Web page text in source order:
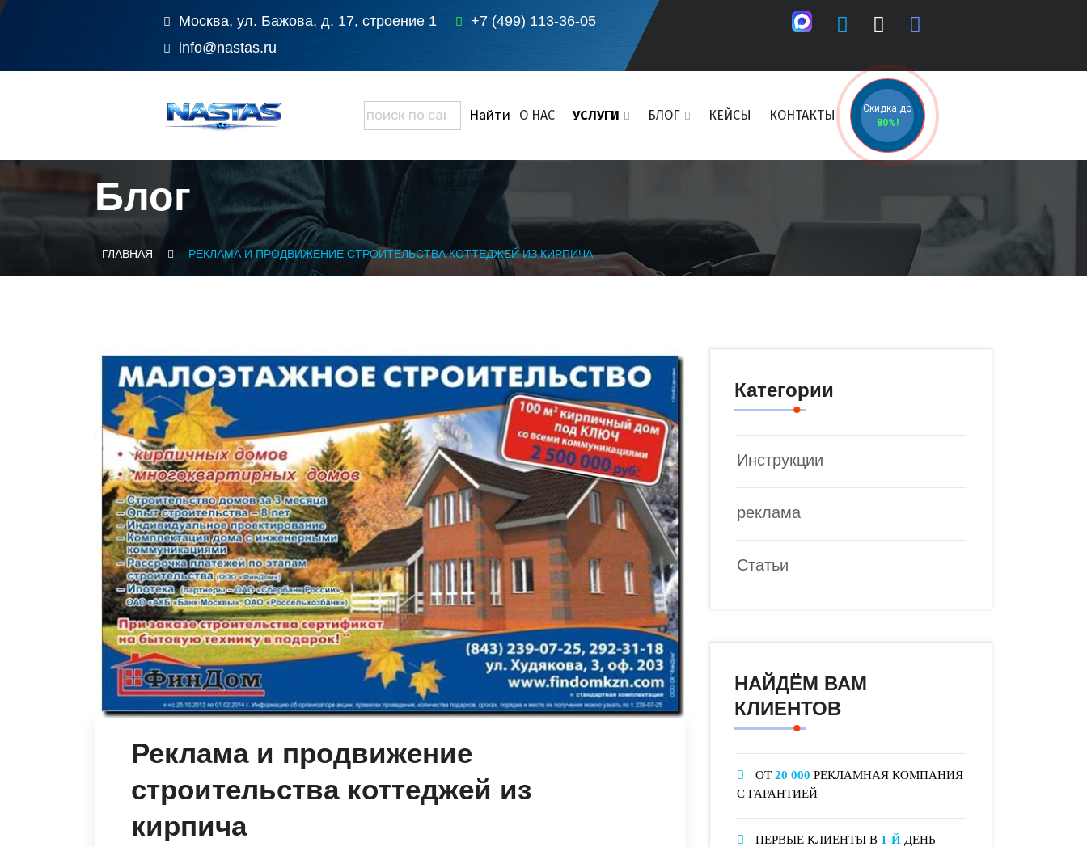
Москва, ул. Бажова, д. 17, строение 1
+7 (499) 113-36-05
info@nastas.ru
О НАС УСЛУГИ БЛОГ КЕЙСЫ КОНТАКТЫ
Скидка до
80%!
Блог
ГЛАВНАЯ РЕКЛАМА И ПРОДВИЖЕНИЕ СТРОИТЕЛЬСТВА КОТТЕДЖЕЙ ИЗ КИРПИЧА
Реклама и продвижение
строительства коттеджей из
кирпича
Категории
Инструкции
реклама
Статьи
НАЙДЁМ ВАМ
КЛИЕНТОВ
ОТ 20 000 РЕКЛАМНАЯ КОМПАНИЯ
С ГАРАНТИЕЙ
ПЕРВЫЕ КЛИЕНТЫ В 1-Й ДЕНЬ